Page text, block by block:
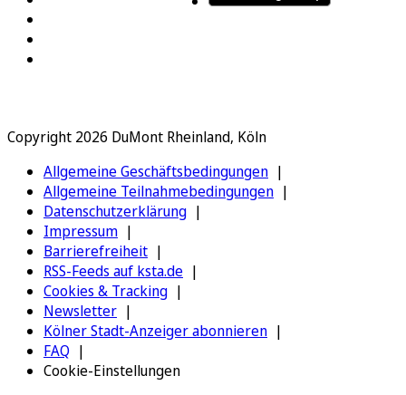
Copyright 2026 DuMont Rheinland, Köln
Allgemeine Geschäftsbedingungen
Allgemeine Teilnahmebedingungen
Datenschutzerklärung
Impressum
Barrierefreiheit
RSS-Feeds auf ksta.de
Cookies & Tracking
Newsletter
Kölner Stadt-Anzeiger abonnieren
FAQ
Cookie-Einstellungen